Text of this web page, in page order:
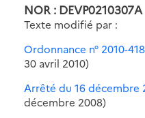
NOR : DEVP0210307A
Texte modifié par :
Ordonnance n° 2010-
30 avril 2010)
Arrêté du 16 décembre
décembre 2008)